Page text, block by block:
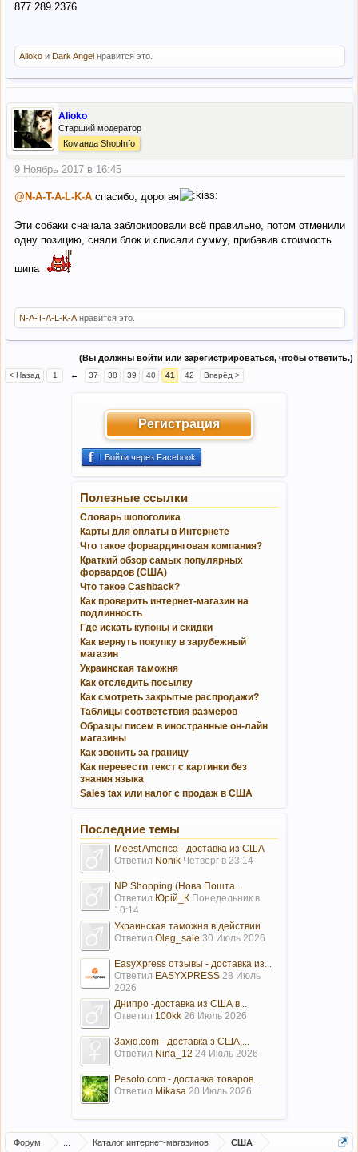
877.289.2376
Alioko и Dark Angel нравится это.
Alioko
Старший модератор
Команда ShopInfo
9 Ноябрь 2017 в 16:45
@N-A-T-A-L-K-A спасибо, дорогая
Эти собаки сначала заблокировали всё правильно, потом отменили
одну позицию, сняли блок и списали сумму, прибавив стоимость
шипа
N-A-T-A-L-K-A нравится это.
(Вы должны войти или зарегистрироваться, чтобы ответить.)
< Назад 1 ← 37 38 39 40 41 42 Вперёд >
Регистрация
Войти через Facebook
Полезные ссылки
Словарь шопоголика
Карты для оплаты в Интернете
Что такое форвардинговая компания?
Краткий обзор самых популярных
форвардов (США)
Что такое Cashback?
Как проверить интернет-магазин на
подлинность
Где искать купоны и скидки
Как вернуть покупку в зарубежный
магазин
Украинская таможня
Как отследить посылку
Как смотреть закрытые распродажи?
Таблицы соответствия размеров
Образцы писем в иностранные он-лайн
магазины
Как звонить за границу
Как перевести текст с картинки без
знания языка
Sales tax или налог с продаж в США
Последние темы
Meest America - доставка из США
Ответил Nonik Четверг в 23:14
NP Shopping (Нова Пошта...
Ответил Юрій_К Понедельник в
10:14
Украинская таможня в действии
Ответил Oleg_sale 30 Июль 2026
EasyXpress отзывы - доставка из...
Ответил EASYXPRESS 28 Июль
2026
Днипро -доставка из США в...
Ответил 100kk 26 Июль 2026
3axid.com - доставка з США,...
Ответил Nina_12 24 Июль 2026
Pesoto.com - доставка товаров...
Ответил Mikasa 20 Июль 2026
Форум Каталог интернет-магазинов США